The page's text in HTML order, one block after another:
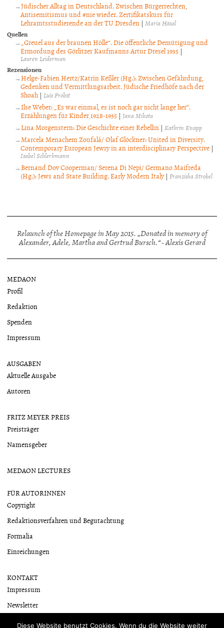
Jüdischer Alltag in Deutschland. Zwischen Bürgerrechten,
Antisemitismus und #nie wieder. Zertifikatskurs für
Lehramtsstudierende an der TU Dresden | Maria Häusl
Quellen
„Greuel aus der braunen Hölle“. Die öffentliche Demütigung und
Ermordung des Görlitzer Kaufmanns Artur Dresel 1935 |
Lauren Leiderman
Rezensionen
Helge-Fabien Hertz/Katrin Keßler (Hg.): Zwischen Gefährdung,
Gedenken und Vermittlungsarbeit. Jüdische Friedhöfe nach der
Shoah | Luis Probst
Ilse Weber: „Es war einmal, es ist noch gar nicht lange her“.
Erzählungen für Kinder 1928-1935 | Jana Mikota
Lina Morgenstern: Die Geschichte einer Rebellin |Kathrin Knapp
Marcela Menachem Zoufalá/ Olaf Glöckner: United in Diversity.
Contemporary European Jewry in an interdisciplinary Perspective |
Isabel Schlerkmann
Bernand Dov Cooperman/ Serena Di Nepi/ Germano Maifreda
(Hg.): Jews and State Building. Early Modern Italy| Franziska Strobel
Relaunch of the Homepage in May 2015. „Donated in memory of
Alexander, Adele, Martha and Gertrud Bursch.“ - Alexis Gerard
MEDAON
Profil
Redaktion
Spenden
Impressum
AUSGABEN
Aktuelle Ausgabe
Autoren
FRITZ MEYER PREIS
Preisträger
Namensgeber
MEDAON LECTURES
FÜR AUTORINNEN
Copyright
Redaktionsverfahren und Begutachtung
Formalia
Einreichungen
KONTAKT
Impressum
Newsletter
Diese Website benutzt Cookies. Wenn du die Website weiter